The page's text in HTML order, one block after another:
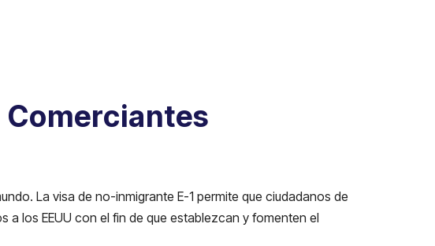
Comerciantes
La visa de no-inmigrante E-1 permite que ciudadanos de
los EEUU con el fin de que establezcan y fomenten el